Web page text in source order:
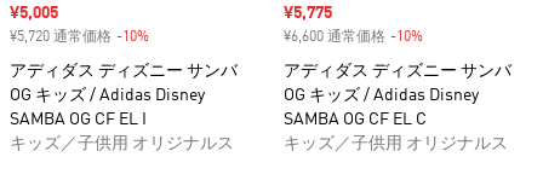
セール価格
¥5,005
¥5,720 通常価格 -10%
アディダス ディズニー サンバ
OG キッズ / Adidas Disney
SAMBA OG CF EL I
キッズ／子供用 オリジナルス
セール価格
¥5,775
¥6,600 通常価格 -10%
アディダス ディズニー サンバ
OG キッズ / Adidas Disney
SAMBA OG CF EL C
キッズ／子供用 オリジナルス